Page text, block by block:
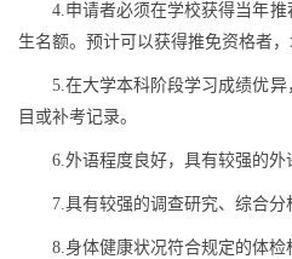
4.申请者必须在学校获得当年
生名额。预计可以获得推免资格者，
5.在大学本科阶段学习成绩优
目或补考记录。
6.外语程度良好，具有较强的外
7.具有较强的调查研究、综合分
8.身体健康状况符合规定的体检